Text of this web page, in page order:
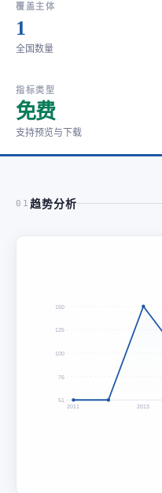
覆盖主体
1
全国数量
指标类型
免费
支持预览与下载
01 趋势分析
150
125
100
76
51
2011 2013